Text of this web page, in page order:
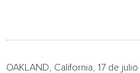
OAKLAND, California , 17 de